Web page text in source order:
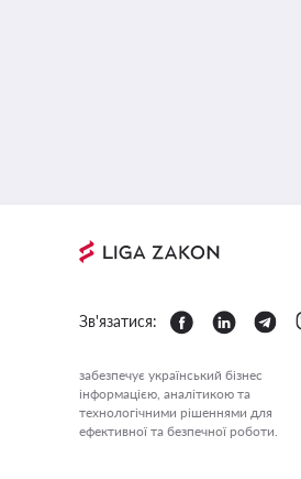
Зв'язатися:
забезпечує український бізнес
інформацією, аналітикою та
технологічними рішеннями для
ефективної та безпечної роботи.